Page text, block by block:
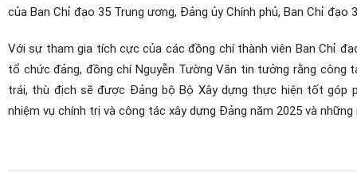
của Ban Chỉ đạo 35 Trung ương, Đảng ủy Chính phủ, Ban Chỉ đạo
Với sự tham gia tích cực của các đồng chí thành viên Ban Chỉ
tổ chức đảng, đồng chí Nguyễn Tường Văn tin tưởng rằng
trái, thù địch sẽ được Đảng bộ Bộ Xây dựng thực hiện tốt góp
nhiệm vụ chính trị và công tác xây dựng Đảng năm 2025 và